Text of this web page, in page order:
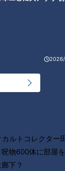
のリーグ優勝を
いている。筆者
長くドラゴンズ